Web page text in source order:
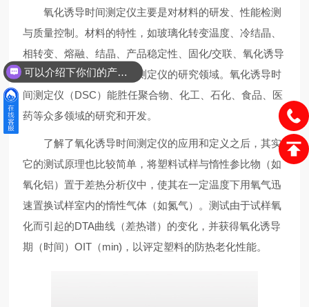
氧化诱导时间测定仪主要是对材料的研发、性能检测
与质量控制。材料的特性，如玻璃化转变温度、冷结晶、
相转变、熔融、结晶、产品稳定性、固化/交联、氧化诱导
期等，都是氧化诱导时间测定仪的研究领域。氧化诱导时
间测定仪（DSC）能胜任聚合物、化工、石化、食品、医
药等众多领域的研究和开发。
了解了氧化诱导时间测定仪的应用和定义之后，其实
它的测试原理也比较简单，将塑料试样与惰性参比物（如
氧化铝）置于差热分析仪中，使其在一定温度下用氧气迅
速置换试样室内的惰性气体（如氮气）。测试由于试样氧
化而引起的DTA曲线（差热谱）的变化，并获得氧化诱导
期（时间）OIT（min)，以评定塑料的防热老化性能。